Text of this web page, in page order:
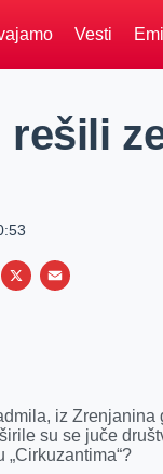
Vesti
rešili
W
X
iz
su se juče